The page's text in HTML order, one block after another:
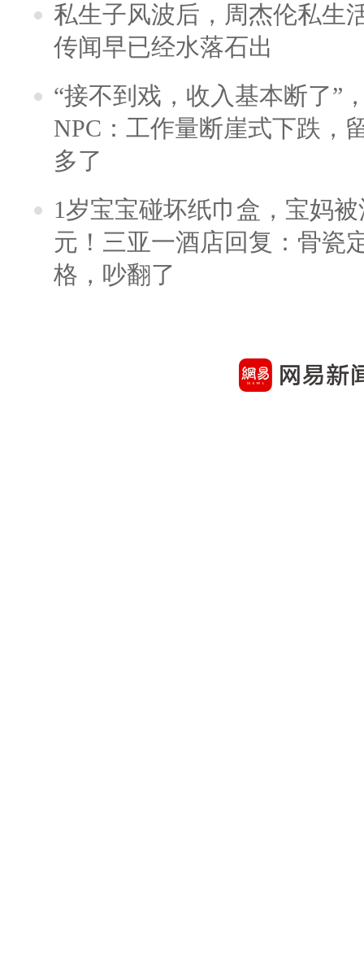
私生子风波后，周杰伦私生
传闻早已经水落石出
“接不到戏，收入基本断了”
NPC：工作量断崖式下跌，
多了
1岁宝宝碰坏纸巾盒，宝妈
元！三亚一酒店回复：骨瓷
格，吵翻了